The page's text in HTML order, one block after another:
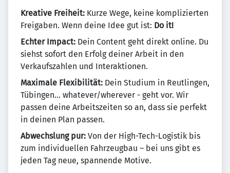
Kreative Freiheit: Kurze Wege, keine komplizierten
Freigaben. Wenn deine Idee gut ist: Do it!
Echter Impact: Dein Content geht direkt online. Du
siehst sofort den Erfolg deiner Arbeit in den
Verkaufszahlen und Interaktionen.
Maximale Flexibilität: Dein Studium in Reutlingen,
Tübingen… whatever/wherever - geht vor. Wir
passen deine Arbeitszeiten so an, dass sie perfekt
in deinen Plan passen.
Abwechslung pur: Von der High-Tech-Logistik bis
zum individuellen Fahrzeugbau – bei uns gibt es
jeden Tag neue, spannende Motive.